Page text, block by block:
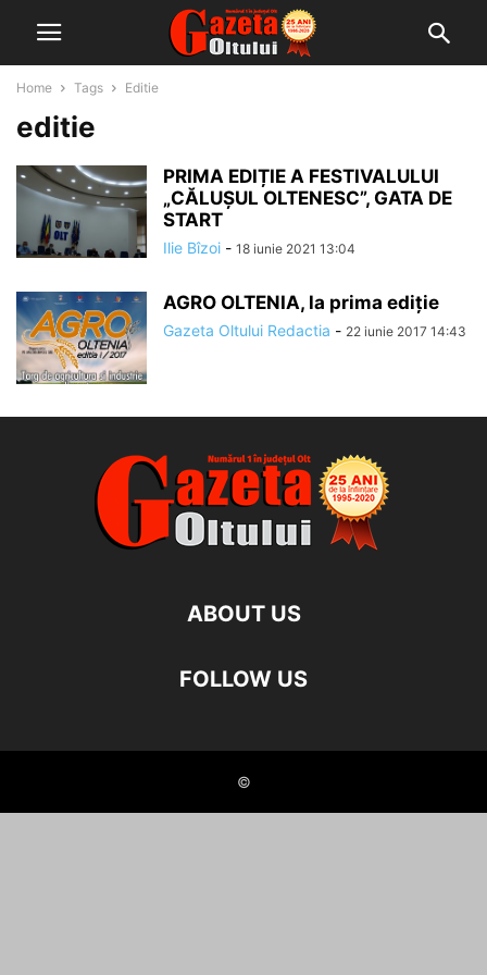
Home Tags Editie
editie
PRIMA EDIȚIE A FESTIVALULUI
„CĂLUȘUL OLTENESC”, GATA DE
START
Ilie Bîzoi - 18 iunie 2021 13:04
AGRO OLTENIA, la prima ediție
Gazeta Oltului Redactia - 22 iunie 2017 14:43
ABOUT US
FOLLOW US
©